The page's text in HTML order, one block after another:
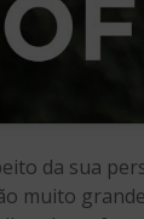
da sua
muito